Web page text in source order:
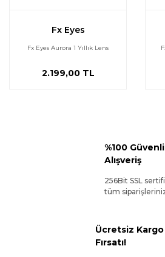
Fx Eyes
Fx Eyes Aurora 1 Yıllık Lens
2.199,00 TL
%100 Güvenli
Alışveriş
256Bit SSL
tüm
Ücretsiz Kargo
Fırsatı!